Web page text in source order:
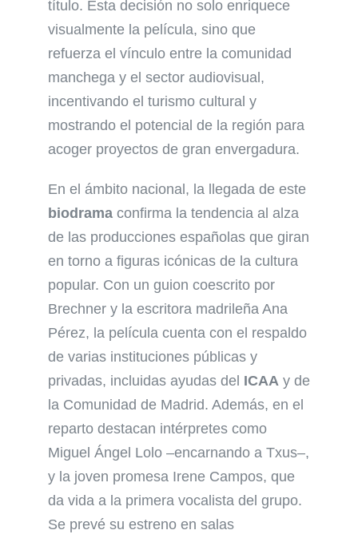
título. Esta decisión no solo enriquece
visualmente la película, sino que
refuerza el vínculo entre la comunidad
manchega y el sector audiovisual,
incentivando el turismo cultural y
mostrando el potencial de la región para
acoger proyectos de gran envergadura.
En el ámbito nacional, la llegada de este
biodramaconfirma la tendencia al alza
de las producciones españolas que giran
en torno a figuras icónicas de la cultura
popular. Con un guion coescrito por
Brechner y la escritora madrileña Ana
Pérez, la película cuenta con el respaldo
de varias instituciones públicas y
privadas, incluidas ayudas del ICAA y de
la Comunidad de Madrid. Además, en el
reparto destacan intérpretes como
Miguel Ángel Lolo –encarnando a Txus–,
y la joven promesa Irene Campos, que
da vida a la primera vocalista del grupo.
Se prevé su estreno en salas